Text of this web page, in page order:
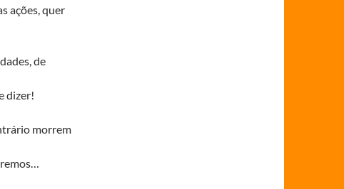
ações, quer
de
dizer!
morrem